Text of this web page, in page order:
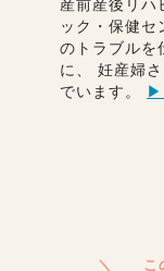
産前産後リハ
ック・保健セ
のトラブルを
に、 妊産婦
でいます。
▶︎